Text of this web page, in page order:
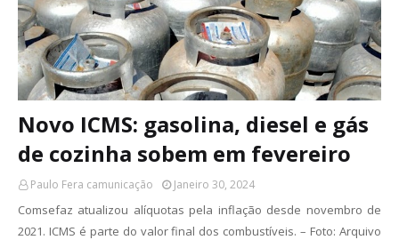
Novo ICMS: gasolina, diesel e gás
de cozinha sobem em fevereiro
Paulo Fera camunicação Janeiro 30, 2024
Comsefaz atualizou alíquotas pela inflação desde novembro de
2021. ICMS é parte do valor final dos combustíveis. – Foto: Arquivo